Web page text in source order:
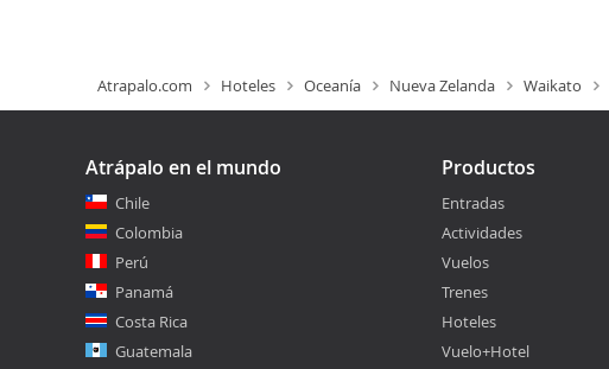
Atrapalo.com Hoteles Oceanía Nueva Zelanda Waikato
Atrápalo en el mundo
Chile
Colombia
Perú
Panamá
Costa Rica
Guatemala
Productos
Entradas
Actividades
Vuelos
Trenes
Hoteles
Vuelo+Hotel